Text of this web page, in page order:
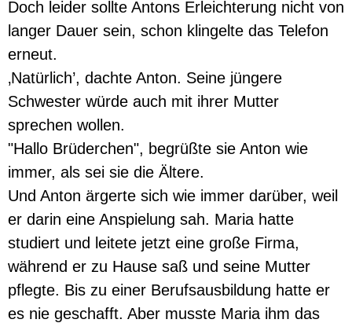
Doch leider sollte Antons Erleichterung nicht von
langer Dauer sein, schon klingelte das Telefon
erneut.
‚Natürlich’, dachte Anton. Seine jüngere
Schwester würde auch mit ihrer Mutter
sprechen wollen.
"Hallo Brüderchen", begrüßte sie Anton wie
immer, als sei sie die Ältere.
Und Anton ärgerte sich wie immer darüber, weil
er darin eine Anspielung sah. Maria hatte
studiert und leitete jetzt eine große Firma,
während er zu Hause saß und seine Mutter
pflegte. Bis zu einer Berufsausbildung hatte er
es nie geschafft. Aber musste Maria ihm das